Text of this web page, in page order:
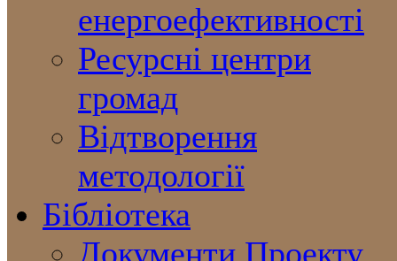
енергоефективності
Ресурсні центри
громад
Відтворення
методології
Бібліотека
Документи Проекту